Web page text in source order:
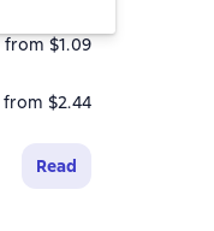
from $1.09
from $2.44
Read